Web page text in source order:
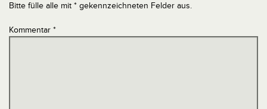
Bitte fülle alle mit * gekennzeichneten Felder aus.
Kommentar *